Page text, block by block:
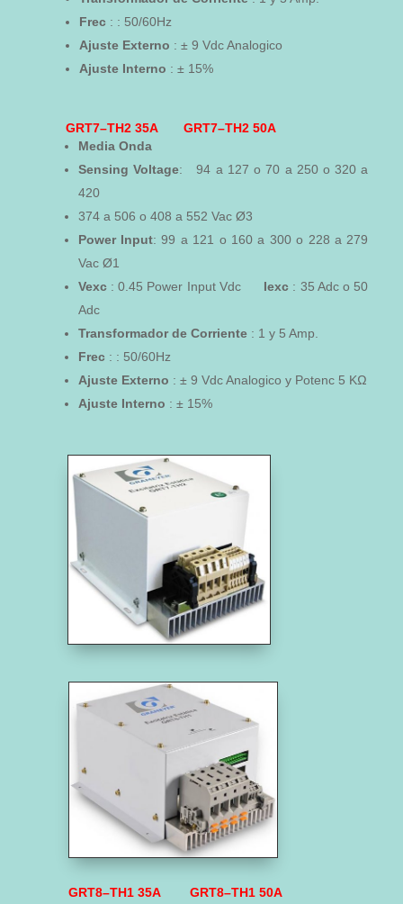
Frec: : 50/60Hz
Ajuste Externo : ± 9 Vdc Analogico
Ajuste Interno : ± 15%
GRT7–TH2 35A GRT7–TH2 50A
Media Onda
Sensing Voltage: 94 a 127 o 70 a 250 o 320 a
420
374 a 506 o 408 a 552 Vac Ø3
PowerInput: 99 a 121 o 160 a 300 o 228 a 279
Vac Ø1
Vexc: 0.45 Power Input Vdc Iexc : 35 Adc o 50
Adc
Transformador de Corriente : 1 y 5 Amp.
Frec: : 50/60Hz
Ajuste Externo : ± 9 Vdc Analogico y Potenc 5 KΩ
Ajuste Interno : ± 15%
GRT8–TH1 35A GRT8–TH1 50A